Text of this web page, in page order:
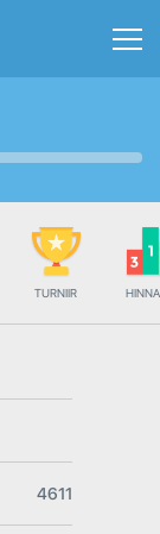
TURNIIR
4611